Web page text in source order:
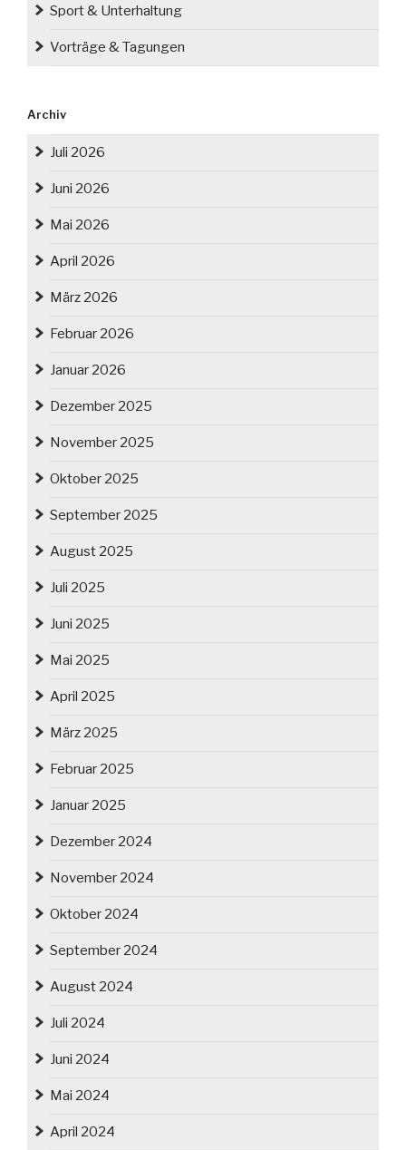
Sport & Unterhaltung
Vorträge & Tagungen
Archiv
Juli 2026
Juni 2026
Mai 2026
April 2026
März 2026
Februar 2026
Januar 2026
Dezember 2025
November 2025
Oktober 2025
September 2025
August 2025
Juli 2025
Juni 2025
Mai 2025
April 2025
März 2025
Februar 2025
Januar 2025
Dezember 2024
November 2024
Oktober 2024
September 2024
August 2024
Juli 2024
Juni 2024
Mai 2024
April 2024